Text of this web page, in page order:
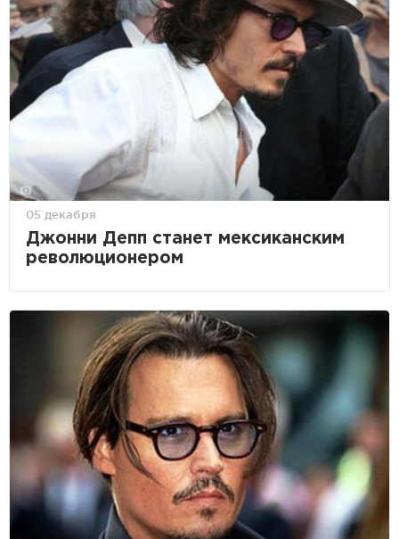
05 декабря
Джонни Депп станет мексиканским
революционером